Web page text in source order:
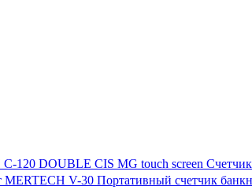
Портативный счетчик